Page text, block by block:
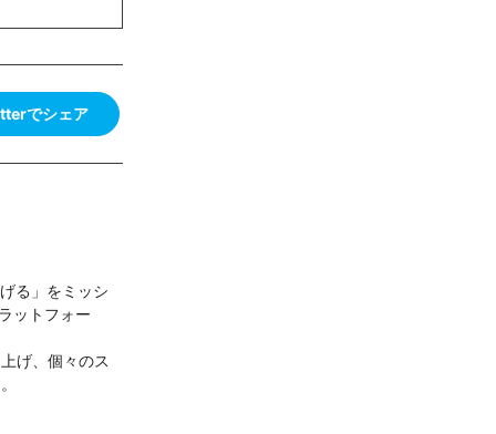
でシェア
る」をミッシ
ットフォー
げ、個々のス